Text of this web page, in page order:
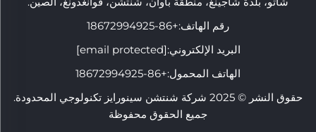
رقم الهاتف:+86-18672994925
البريد الإلكتروني:[email protected]
الهاتف المحمول:+86-18672994925
حقوق النشر © 2025 شركة شنتشن سينورايز تكنولوجي المحدودة.
جميع الحقوق محفوظة